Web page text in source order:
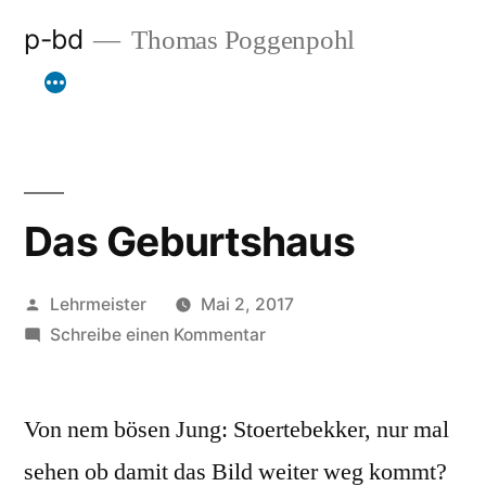
Inhalt
p-bd Thomas Poggenpohl
Das Geburtshaus
Veröffentlicht
von
Lehrmeister
Mai 2, 2017
Schreibe einen Kommentarzu
Von nem bösen Jung: Stoertebekker, nur mal
sehen ob damit das Bild weiter weg kommt?